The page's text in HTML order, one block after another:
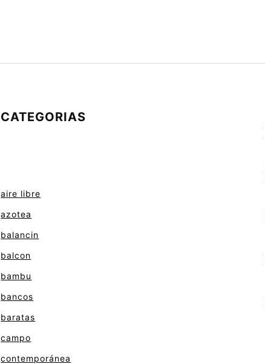
CATEGORIAS
aire libre
azotea
balancin
balcon
bambu
bancos
baratas
campo
contemporánea